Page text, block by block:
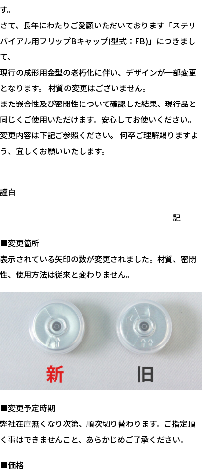
す。
さて、長年にわたりご愛顧いただいております「ステリ
バイアル用フリップBキャップ(型式：FB)」につきまし
て、
現行の成形用金型の老朽化に伴い、デザインが一部変更
となります。 材質の変更はございません。
また嵌合性及び密閉性について確認した結果、現行品と
同じくご使用いただけます。安心してお使いください。
変更内容は下記ご参照ください。 何卒ご理解賜りますよ
う、宜しくお願いいたします。
謹白
記
■変更箇所
表示されている矢印の数が変更されました。材質、密閉
性、使用方法は従来と変わりません。
■変更予定時期
弊社在庫無くなり次第、順次切り替わります。ご指定頂
く事はできませんこと、あらかじめご了承ください。
■価格